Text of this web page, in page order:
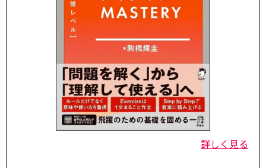
詳しく見る